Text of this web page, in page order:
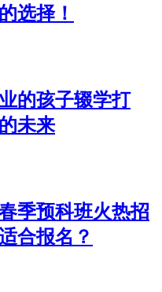
选择！
的孩子辍学打
未来
季预科班火热招
合报名？